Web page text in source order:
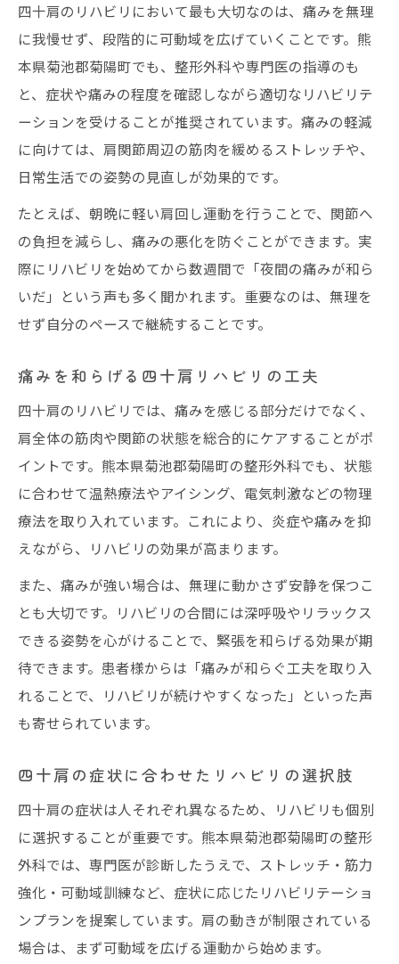
四十肩のリハビリにおいて最も大切なのは、痛みを無理
に我慢せず、段階的に可動域を広げていくことです。熊
本県菊池郡菊陽町でも、整形外科や専門医の指導のも
と、症状や痛みの程度を確認しながら適切なリハビリテ
ーションを受けることが推奨されています。痛みの軽減
に向けては、肩関節周辺の筋肉を緩めるストレッチや、
日常生活での姿勢の見直しが効果的です。
たとえば、朝晩に軽い肩回し運動を行うことで、関節へ
の負担を減らし、痛みの悪化を防ぐことができます。実
際にリハビリを始めてから数週間で「夜間の痛みが和ら
いだ」という声も多く聞かれます。重要なのは、無理を
せず自分のペースで継続することです。
痛みを和らげる四十肩リハビリの工夫
四十肩のリハビリでは、痛みを感じる部分だけでなく、
肩全体の筋肉や関節の状態を総合的にケアすることがポ
イントです。熊本県菊池郡菊陽町の整形外科でも、状態
に合わせて温熱療法やアイシング、電気刺激などの物理
療法を取り入れています。これにより、炎症や痛みを抑
えながら、リハビリの効果が高まります。
また、痛みが強い場合は、無理に動かさず安静を保つこ
とも大切です。リハビリの合間には深呼吸やリラックス
できる姿勢を心がけることで、緊張を和らげる効果が期
待できます。患者様からは「痛みが和らぐ工夫を取り入
れることで、リハビリが続けやすくなった」といった声
も寄せられています。
四十肩の症状に合わせたリハビリの選択肢
四十肩の症状は人それぞれ異なるため、リハビリも個別
に選択することが重要です。熊本県菊池郡菊陽町の整形
外科では、専門医が診断したうえで、ストレッチ・筋力
強化・可動域訓練など、症状に応じたリハビリテーショ
ンプランを提案しています。肩の動きが制限されている
場合は、まず可動域を広げる運動から始めます。